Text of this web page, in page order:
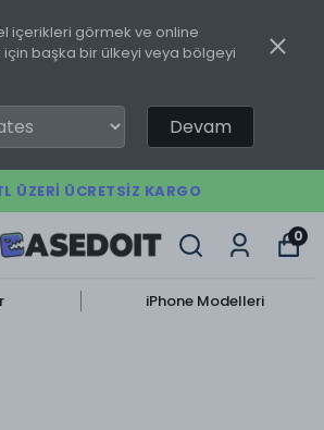
içerikleri görmek ve online
için başka bir ülkeyi veya bölgeyi
Devam
ÜZERI ÜCRETSIZ KARGO
0
iPhone Modelleri